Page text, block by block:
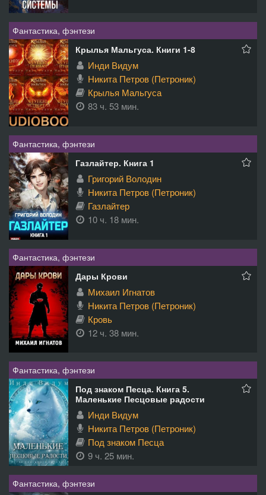
Фантастика, фэнтези
Крылья Мальгуса. Книги 1-8
Инди Видум
Никита Петров (Петроник)
Крылья Мальгуса
83 ч. 53 мин.
Фантастика, фэнтези
Газлайтер. Книга 1
Григорий Володин
Никита Петров (Петроник)
Газлайтер
10 ч. 18 мин.
Фантастика, фэнтези
Дары Крови
Михаил Игнатов
Никита Петров (Петроник)
Кровь
12 ч. 38 мин.
Фантастика, фэнтези
Под знаком Песца. Книга 5.
Маленькие Песцовые радости
Инди Видум
Никита Петров (Петроник)
Под знаком Песца
9 ч. 25 мин.
Фантастика, фэнтези